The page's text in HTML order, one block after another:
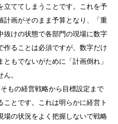
立ててしまうことです。これを予
計画がそのまま予算となり、「重
抜けの状態で各部門の現場に数字
ることは必須ですが、数字だけ
もでないがために「計画倒れ」
。
もの経営戦略から目標設定まで
とです。これは明らかに経営ト
場の状況をよく把握しないで戦略